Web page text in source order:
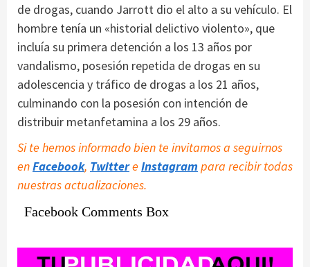
de drogas, cuando Jarrott dio el alto a su vehículo. El
hombre tenía un «historial delictivo violento», que
incluía su primera detención a los 13 años por
vandalismo, posesión repetida de drogas en su
adolescencia y tráfico de drogas a los 21 años,
culminando con la posesión con intención de
distribuir metanfetamina a los 29 años.
Si te hemos informado bien te invitamos a seguirnos
enFacebook, Twittere Instagram para recibir todas
nuestras actualizaciones.
Facebook Comments Box